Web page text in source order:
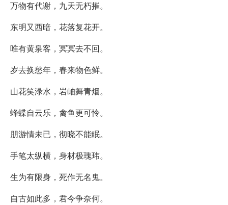
万物有代谢，九天无朽摧。
东明又西暗，花落复花开。
唯有黄泉客，冥冥去不回。
岁去换愁年，春来物色鲜。
山花笑渌水，岩岫舞青烟。
蜂蝶自云乐，禽鱼更可怜。
朋游情未已，彻晓不能眠。
手笔太纵横，身材极瑰玮。
生为有限身，死作无名鬼。
自古如此多，君今争奈何。